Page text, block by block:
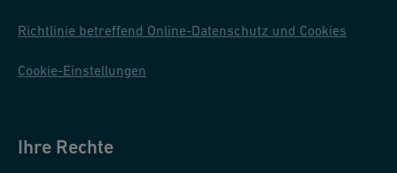
Richtlinie betreffend Online-Datenschutz und Cookies
Cookie-Einstellungen
Ihre Rechte